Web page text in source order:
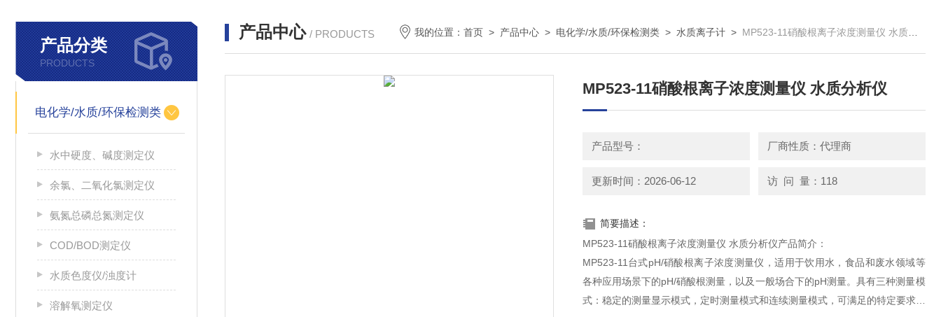
产品分类
PRODUCTS
电化学/水质/环保检测类
水中硬度、碱度测定仪
余氯、二氧化氯测定仪
氨氮总磷总氮测定仪
COD/BOD测定仪
水质色度仪/浊度计
溶解氧测定仪
产品中心 / PRODUCTS 我的位置：首页 > 产品中心 > 电化学/水质/环保检测类 > 水质离子计 > MP523-11硝酸根离子浓度测量仪 水质分析仪
MP523-11硝酸根离子浓度测量仪 水质分析仪
产品型号： 厂商性质：代理商
更新时间：2026-06-12 访 问 量：118
简要描述：
MP523-11硝酸根离子浓度测量仪 水质分析仪产品简介：
MP523-11台式pH/硝酸根离子浓度测量仪，适用于饮用水，食品和废水领域等
各种应用场景下的pH/硝酸根测量，以及一般场合下的pH测量。具有三种测量模
式：稳定的测量显示模式，定时测量模式和连续测量模式，可满足的特定要求测